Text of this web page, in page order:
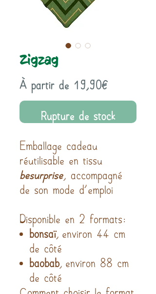
Zigzag
À partir de 19,90€Prix
Rupture de stock
Emballage cadeau
réutilisable en tissu
besurprise , accompagné
de son mode d’emploi
Disponible en 2 formats:
bonsaï, environ 44 cm
de côté
baobab , environ 88 cm
de côté
Comment choisir le format